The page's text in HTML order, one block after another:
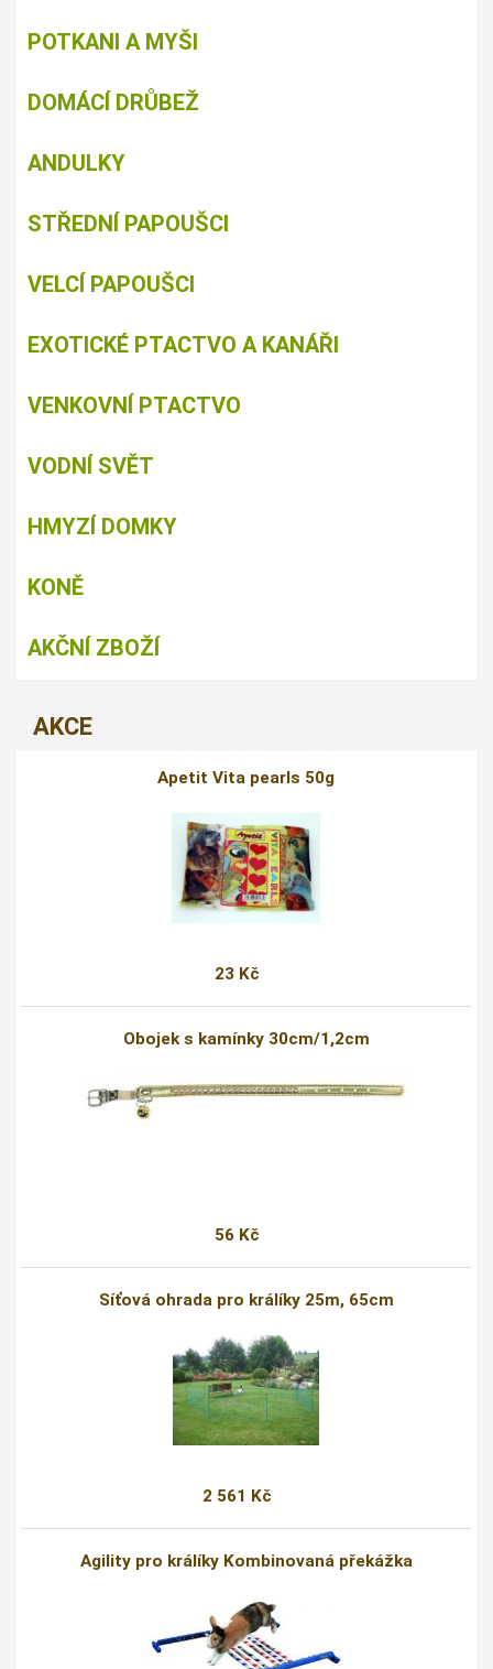
POTKANI A MYŠI
DOMÁCÍ DRŮBEŽ
ANDULKY
STŘEDNÍ PAPOUŠCI
VELCÍ PAPOUŠCI
EXOTICKÉ PTACTVO A KANÁŘI
VENKOVNÍ PTACTVO
VODNÍ SVĚT
HMYZÍ DOMKY
KONĚ
AKČNÍ ZBOŽÍ
AKCE
Apetit Vita pearls 50g
23 Kč
Obojek s kamínky 30cm/1,2cm
56 Kč
Síťová ohrada pro králíky 25m, 65cm
2 561 Kč
Agility pro králíky Kombinovaná překážka